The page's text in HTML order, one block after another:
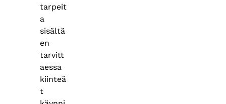
tarpeit
a
sisältä
en
tarvitt
aessa
kiinteä
t